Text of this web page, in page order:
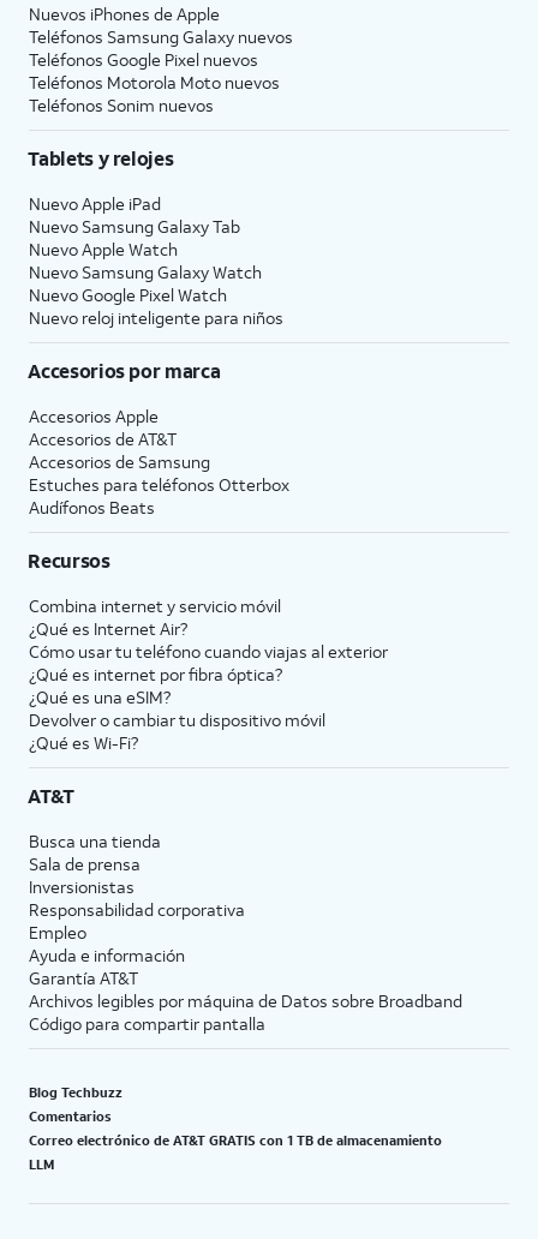
Nuevos iPhones de Apple
Teléfonos Samsung Galaxy nuevos
Teléfonos Google Pixel nuevos
Teléfonos Motorola Moto nuevos
Teléfonos Sonim nuevos
Tablets y relojes
Nuevo Apple iPad
Nuevo Samsung Galaxy Tab
Nuevo Apple Watch
Nuevo Samsung Galaxy Watch
Nuevo Google Pixel Watch
Nuevo reloj inteligente para niños
Accesorios por marca
Accesorios Apple
Accesorios de AT&T
Accesorios de Samsung
Estuches para teléfonos Otterbox
Audífonos Beats
Recursos
Combina internet y servicio móvil
¿Qué es Internet Air?
Cómo usar tu teléfono cuando viajas al exterior
¿Qué es internet por fibra óptica?
¿Qué es una eSIM?
Devolver o cambiar tu dispositivo móvil
¿Qué es Wi-Fi?
AT&T
Busca una tienda
Sala de prensa
Inversionistas
Responsabilidad corporativa
Empleo
Ayuda e información
Garantía AT&T
Archivos legibles por máquina de Datos sobre Broadband
Código para compartir pantalla
Blog Techbuzz
Comentarios
Correo electrónico de AT&T GRATIS con 1 TB de almacenamiento
LLM